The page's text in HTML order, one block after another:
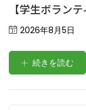
【学生ボラン
Posted
2026年8月5日
続きを読む